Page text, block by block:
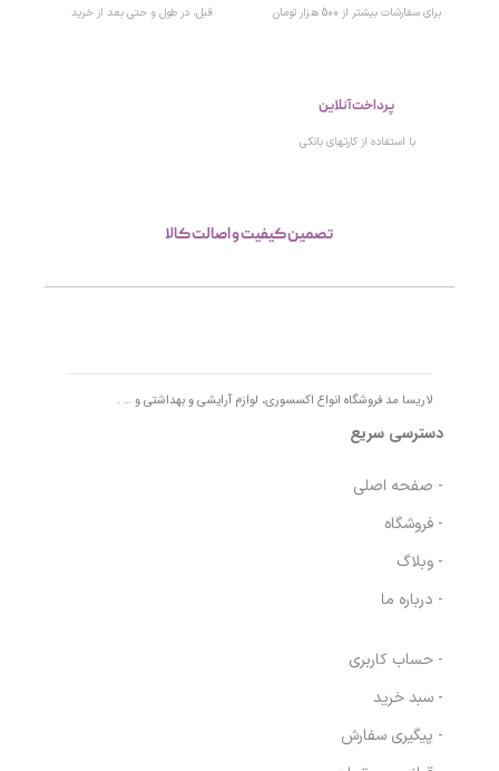
پشتیبانی
با استفاده از کارتهای بانکی
تصمین کیفیت و اصالت کالا